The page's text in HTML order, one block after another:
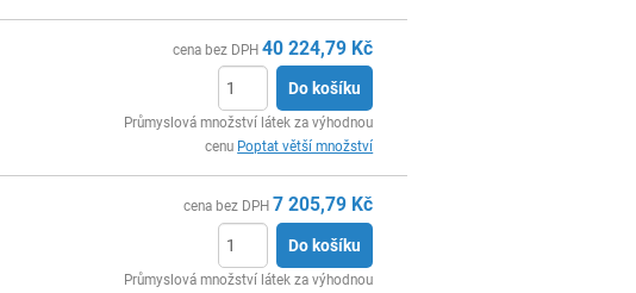
cena bez DPH 40 224,79 Kč
Do košíku
Průmyslová množství látek za výhodnou
cenu Poptat větší množství
cena bez DPH 7 205,79 Kč
Do košíku
Průmyslová množství látek za výhodnou